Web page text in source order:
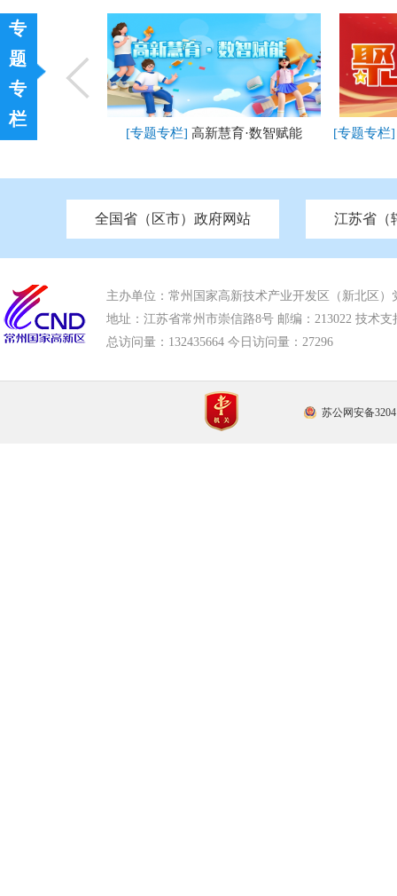
专
题
专
栏
[专题专栏] 高新慧育·数智赋能 [专题专栏
[已归档]推动社会组织高质量发展 [已归档]
全国省（区市）政府网站
北京 天津 重庆 河南 河北 山西
江苏省（
中国江苏 南京市政府 苏州市政府 无锡
市发改委 市工信局 市教育局 市科技局 市
市应急管理局 市审计局 市外事办 市生态
主办单位：常州国家高新技术产业开发区（新北区）
地址：江苏省常州市崇信路8号 邮编：213022 技术支
总访问量： 132435664 今日访问量： 27296
苏公网安备